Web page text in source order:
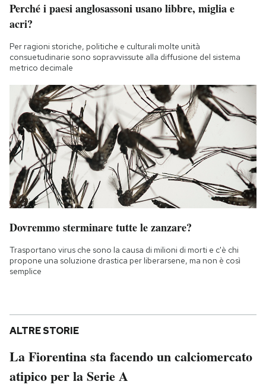
Perché i paesi anglosassoni usano libbre, miglia e
acri?
Per ragioni storiche, politiche e culturali molte unità
consuetudinarie sono sopravvissute alla diffusione del sistema
metrico decimale
Dovremmo sterminare tutte le zanzare?
Trasportano virus che sono la causa di milioni di morti e c'è chi
propone una soluzione drastica per liberarsene, ma non è così
semplice
ALTRE STORIE
La Fiorentina sta facendo un calciomercato
atipico per la Serie A